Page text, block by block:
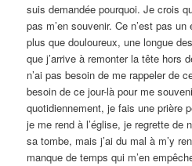
suis demandée pourquoi. Je crois
pas m’en souvenir. Ce n’est pas
plus que douloureux, une longue
que j’arrive à remonter la tête hors
n’ai pas besoin de me rappeler de
besoin de ce jour-là pour me
quotidiennement, je fais une prière
je me rend à l’église, je regrette de
sa tombe, mais j’ai du mal à m’y
manque de temps qui m’en